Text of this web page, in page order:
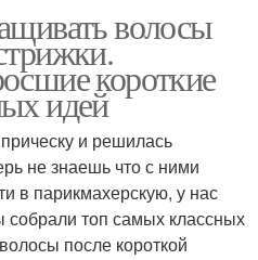
волосы
короткие
идей
и решилась
не знаешь что с ними
в парикмахерскую, у нас
топ самых классных
после короткой